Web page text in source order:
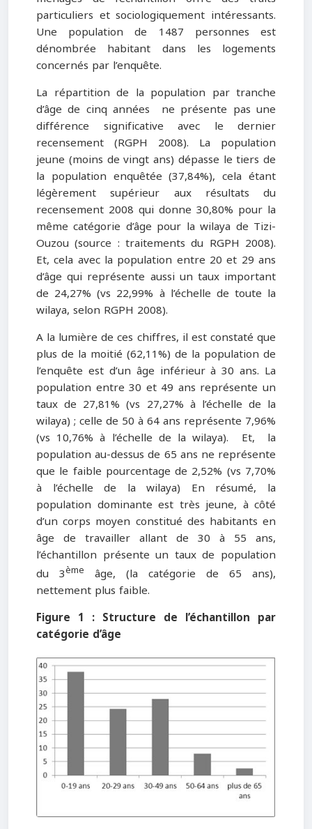
particuliers et sociologiquement intéressants.
Une population de 1487 personnes est
dénombrée habitant dans les logements
concernés par l’enquête.
La répartition de la population par tranche
d’âge de cinq années ne présente pas une
différence significative avec le dernier
recensement (RGPH 2008). La population
jeune (moins de vingt ans) dépasse le tiers de
la population enquêtée (37,84%), cela étant
légèrement supérieur aux résultats du
recensement 2008 qui donne 30,80% pour la
même catégorie d’âge pour la wilaya de Tizi-
Ouzou (source : traitements du RGPH 2008).
Et, cela avec la population entre 20 et 29 ans
d’âge qui représente aussi un taux important
de 24,27% (vs 22,99% à l’échelle de toute la
wilaya, selon RGPH 2008).
A la lumière de ces chiffres, il est constaté que
plus de la moitié (62,11%) de la population de
l’enquête est d’un âge inférieur à 30 ans. La
population entre 30 et 49 ans représente un
taux de 27,81% (vs 27,27% à l’échelle de la
wilaya) ; celle de 50 à 64 ans représente 7,96%
(vs 10,76% à l’échelle de la wilaya). Et, la
population au-dessus de 65 ans ne représente
que le faible pourcentage de 2,52% (vs 7,70%
à l’échelle de la wilaya) En résumé, la
population dominante est très jeune, à côté
d’un corps moyen constitué des habitants en
âge de travailler allant de 30 à 55 ans,
l’échantillon présente un taux de population
du 3ème
âge, (la catégorie de 65 ans),
nettement plus faible.
Figure 1 : Structure de l’échantillon par
catégorie d’âge